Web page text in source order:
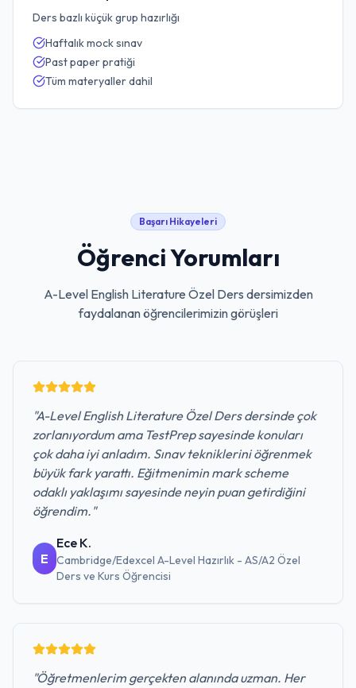
Ders bazlı küçük grup hazırlığı
Haftalık mock sınav
Past paper pratiği
Tüm materyaller dahil
Başarı Hikayeleri
Öğrenci Yorumları
A-Level English Literature Özel Ders dersimizden
faydalanan öğrencilerimizin görüşleri
"A-Level English Literature Özel Ders dersinde çok
zorlanıyordum ama TestPrep sayesinde konuları
çok daha iyi anladım. Sınav tekniklerini öğrenmek
büyük fark yarattı. Eğitmenimin mark scheme
odaklı yaklaşımı sayesinde neyin puan getirdiğini
öğrendim. "
E
Ece K.
Cambridge/Edexcel A-Level Hazırlık - AS/A2 Özel
Ders ve Kurs Öğrencisi
"Öğretmenlerim gerçekten alanında uzman. Her